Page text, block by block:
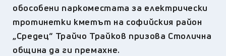
обособени паркоместата за електрически
тротинетки кметът на софийския район
„Средец“ Трайчо Трайков призова Столична
община да ги премахне.